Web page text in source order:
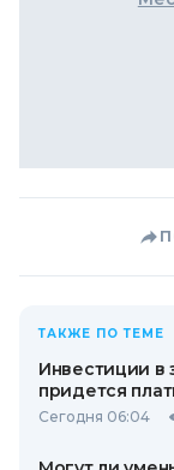
ТАКЖЕ ПО ТЕМЕ
Инвестиции в
придется
Сегодня 06:04